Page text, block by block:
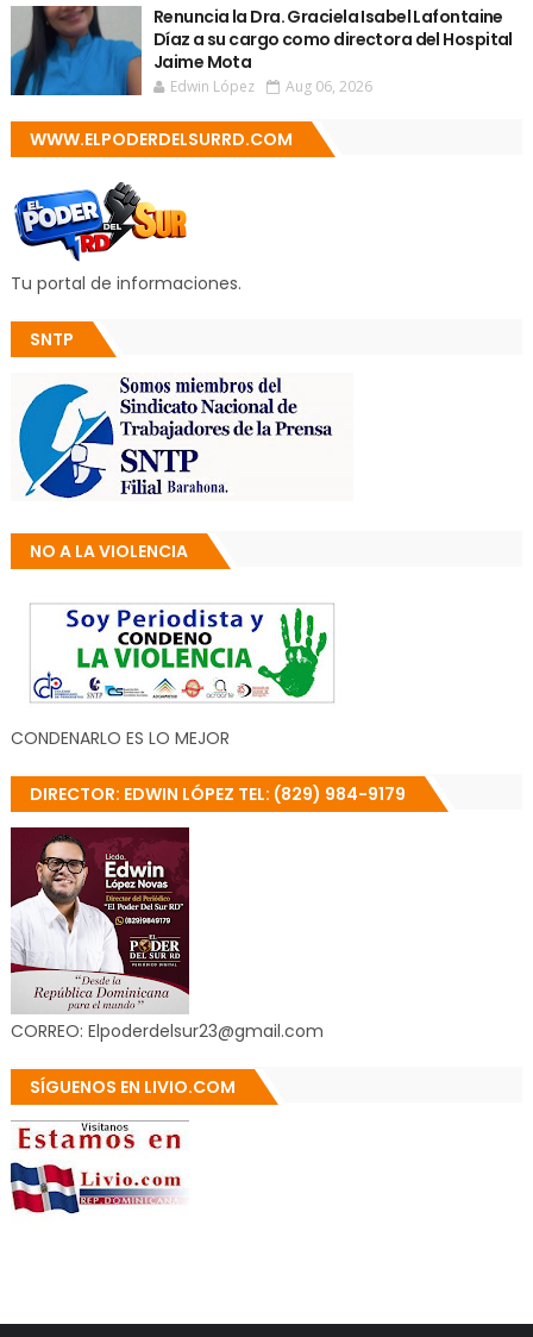
Renuncia la Dra. Graciela Isabel Lafontaine
Díaz a su cargo como directora del Hospital
Jaime Mota
Edwin López Aug 06, 2026
WWW.ELPODERDELSURRD.COM
Tu portal de informaciones.
SNTP
NO A LA VIOLENCIA
CONDENARLO ES LO MEJOR
DIRECTOR: EDWIN LÓPEZ TEL: (829) 984-9179
CORREO: Elpoderdelsur23@gmail.com
SÍGUENOS EN LIVIO.COM